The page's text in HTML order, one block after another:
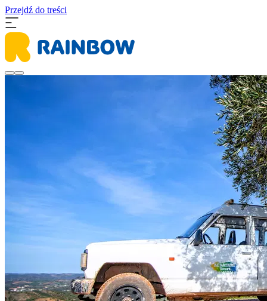
Przejdź do treści